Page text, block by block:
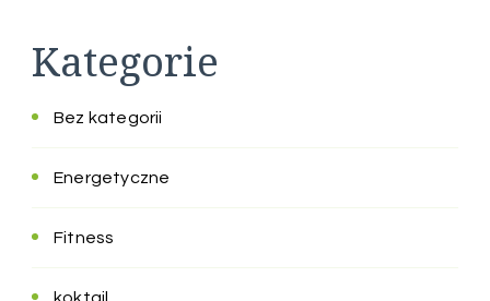
Kategorie
Bez kategorii
Energetyczne
Fitness